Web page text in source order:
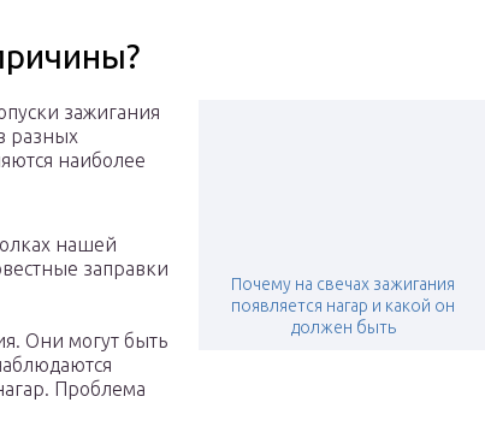
Почему на свечах зажигания
появляется нагар и какой он
должен быть
зажигания
разных
наиболее
нашей
заправки
Они могут быть
Проблема